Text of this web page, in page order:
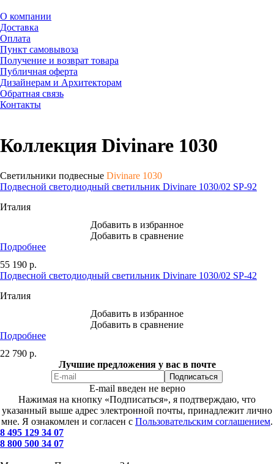
О компании
Доставка
Оплата
Пункт самовывоза
Получение и возврат товара
Публичная оферта
Дизайнерам и Архитекторам
Обратная связь
Контакты
Коллекция Divinare 1030
Светильники подвесные Divinare 1030
Подвесной светодиодный светильник Divinare 1030/02 SP-92
Италия
Добавить в избранное
Добавить в сравнение
Подробнее
55 190 р.
Подвесной светодиодный светильник Divinare 1030/02 SP-42
Италия
Добавить в избранное
Добавить в сравнение
Подробнее
22 790 р.
Лучшие предложения у вас в почте
E-mail введен не верно
Нажимая на кнопку «Подписаться», я подтверждаю, что
указанный выше адрес электронной почты, принадлежит лично
мне. Я ознакомлен и согласен с Пользовательским соглашением.
8 495 129 34 07
8 800 500 34 07